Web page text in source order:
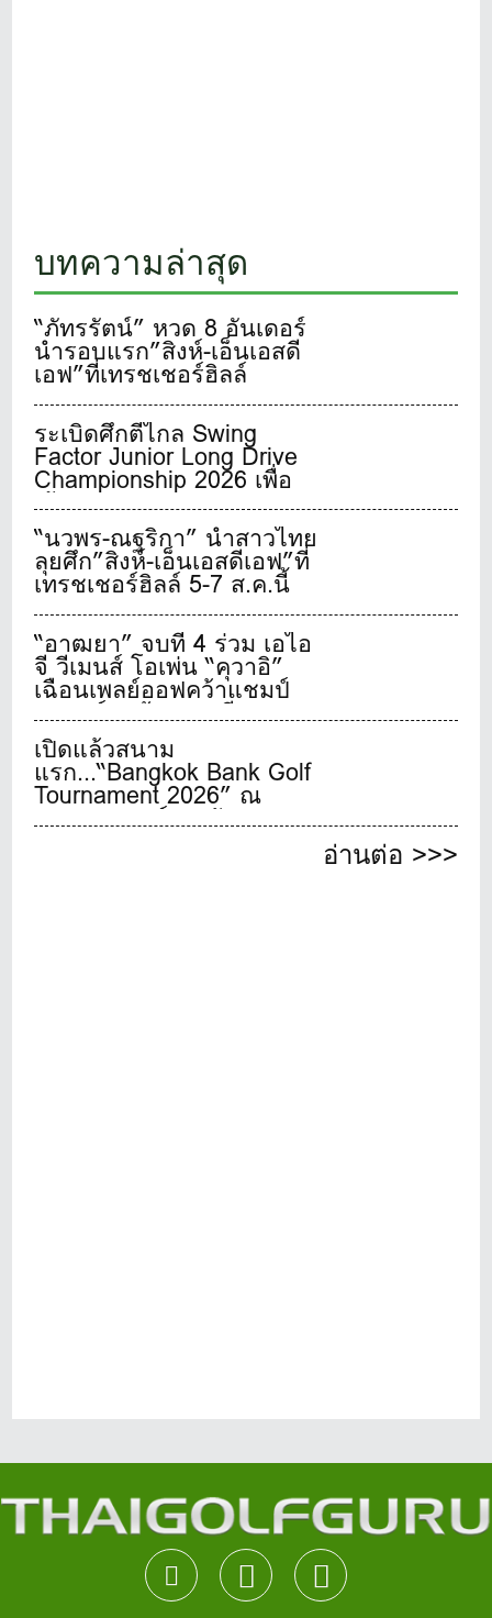
บทความล่าสุด
“ภัทรรัตน์” หวด 8 อันเดอร์
นำรอบแรก”สิงห์-เอ็นเอสดี
เอฟ”ที่เทรชเชอร์ฮิลล์
ระเบิดศึกตีไกล Swing
Factor Junior Long Drive
Championship 2026 เพื่อ
เฟ้นหาสุดยอดเยาวชนจอม
พลังตีไกลชาวไทย
“นวพร-ณฐริกา” นำสาวไทย
ลุยศึก”สิงห์-เอ็นเอสดีเอฟ”ที่
เทรชเชอร์ฮิลล์ 5-7 ส.ค.นี้
“อาฒยา” จบที่ 4 ร่วม เอไอ
จี วีเมนส์ โอเพ่น “คุวาอิ”
เฉือนเพลย์ออฟคว้าแชมป์
เมเจอร์สุดท้ายของปี
เปิดแล้วสนาม
แรก...“Bangkok Bank Golf
Tournament 2026” ณ
บางกอก กอล์ฟ คลับ
อ่านต่อ >>>